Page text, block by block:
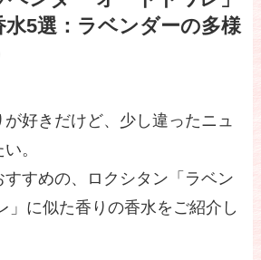
5選：ラベンダーの多様
好きだけど、少し違ったニュ
。
すめの、ロクシタン「ラベン
」に似た香りの香水をご紹介し